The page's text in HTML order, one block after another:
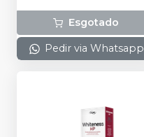
Esgotado
Pedir via Whatsapp